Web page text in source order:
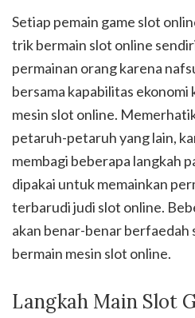
Setiap pemain game slot
trik bermain slot online
permainan orang karena
bersama kapabilitas ekonomi
mesin slot online.
petaruh-petaruh yang lain,
membagi beberapa langkah
dipakai untuk memainkan
terbarudi judi slot online.
akan benar-benar berfaedah
bermain mesin slot online.
Langkah Main Slot